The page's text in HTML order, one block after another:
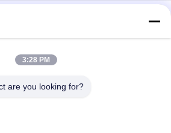
양 중합체 리튬 전지 LIR08570 345mah
운 E cig 큰 건전지 900MAH 3.7V
3:28 PM
are you looking for?